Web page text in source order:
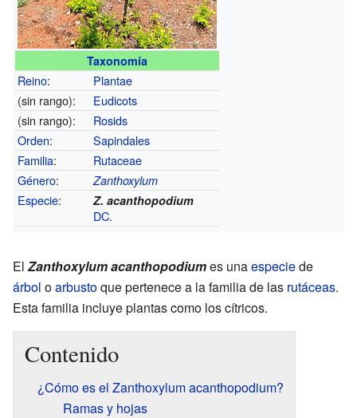
Taxonomía
Reino:
Plantae
(sin rango):
Eudicots
(sin rango):
Rosids
Orden:
Sapindales
Familia:
Rutaceae
Género: Zanthoxylum
Especie: Z. acanthopodium
DC.
El Zanthoxylum acanthopodiumes unaespeciede
árbol oarbustoque pertenece a la familia de las rutáceas.
Esta familia incluye plantas como los cítricos.
Contenido
¿Cómo es el Zanthoxylum acanthopodium?
Ramas y hojas